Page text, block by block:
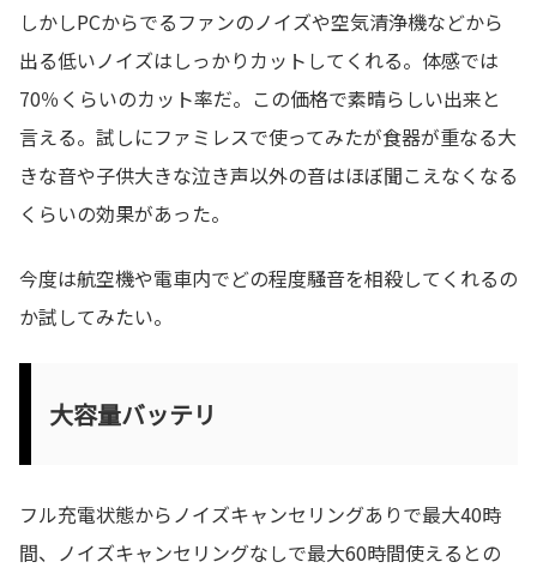
しかしPCからでるファンのノイズや空気清浄機などから
出る低いノイズはしっかりカットしてくれる。体感では
70％くらいのカット率だ。この価格で素晴らしい出来と
言える。試しにファミレスで使ってみたが食器が重なる大
きな音や子供大きな泣き声以外の音はほぼ聞こえなくなる
くらいの効果があった。
今度は航空機や電車内でどの程度騒音を相殺してくれるの
か試してみたい。
大容量バッテリ
フル充電状態からノイズキャンセリングありで最大40時
間、ノイズキャンセリングなしで最大60時間使えるとの